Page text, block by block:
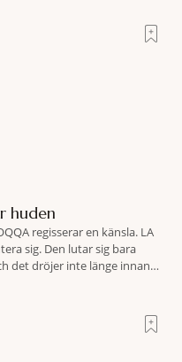
huden
regisserar en känsla. LA
sig. Den lutar sig bara
det dröjer inte länge innan